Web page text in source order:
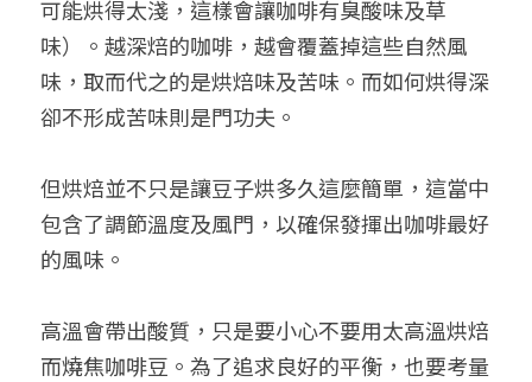
可能烘得太淺，這樣會讓咖啡有臭酸味及草
味）。越深焙的咖啡，越會覆蓋掉這些自然風
味，取而代之的是烘焙味及苦味。而如何烘得深
卻不形成苦味則是門功夫。
但烘焙並不只是讓豆子烘多久這麼簡單，這當中
包含了調節溫度及風門，以確保發揮出咖啡最好
的風味。
高溫會帶出酸質，只是要小心不要用太高溫烘焙
而燒焦咖啡豆。為了追求良好的平衡，也要考量